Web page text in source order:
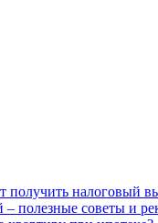
налоговый
– полезные советы и